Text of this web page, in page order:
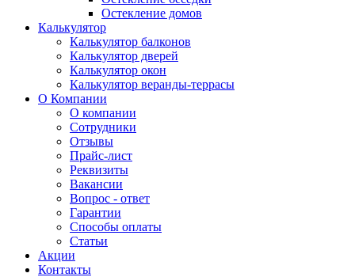
Остекление домов
Калькулятор
Калькулятор балконов
Калькулятор дверей
Калькулятор окон
Калькулятор веранды-террасы
О Компании
О компании
Сотрудники
Отзывы
Прайс-лист
Реквизиты
Вакансии
Вопрос - ответ
Гарантии
Способы оплаты
Статьи
Акции
Контакты